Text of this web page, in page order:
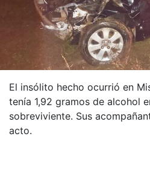
El insólito hecho ocurrió en
tenía 1,92 gramos de alcohol
sobreviviente. Sus
acto.